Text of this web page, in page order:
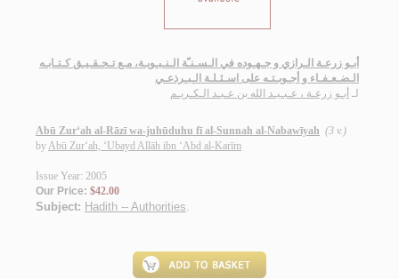
أبـو زرعـة الـرازي و جـهـوده في الـسـنـّة الـنـبـويـة، مـع تـحـقـيـق كـتـابـه
الـضـعـفـاء و أجـوبـتـه على اسـئـلـة الـبـرذعـي
لـ أبـو زرعـة ، عـبـيـد الله بن عـبـد الـكـريـم
Abū Zur‘ah al-Rāzī wa-juhūduhu fī al-Sunnah al-Nabawīyah (3 v.)
byAbū Zur‘ah, ‘Ubayd Allāh ibn ‘Abd al-Karīm
Issue Year: 2005
Our Price: $42.00
Subject: Hadith -- Authorities.